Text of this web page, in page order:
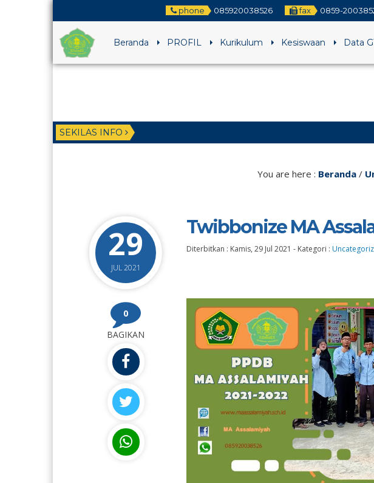
phone 085920038526 fax 0859-
Beranda PROFIL Kurikulum Kesiswaan Data
SEKILAS INFO
You are here : Beranda/
29
JUL 2021
Twibbonize MA
Diterbitkan : Kamis, 29 Jul 2021 - Kategori :
0
BAGIKAN